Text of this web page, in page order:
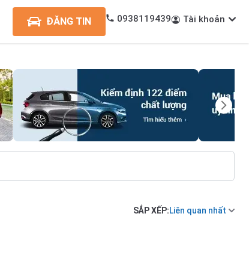
ĐĂNG TIN 0938119439 Tài khoản
SẮP XẾP:Liên quan nhất